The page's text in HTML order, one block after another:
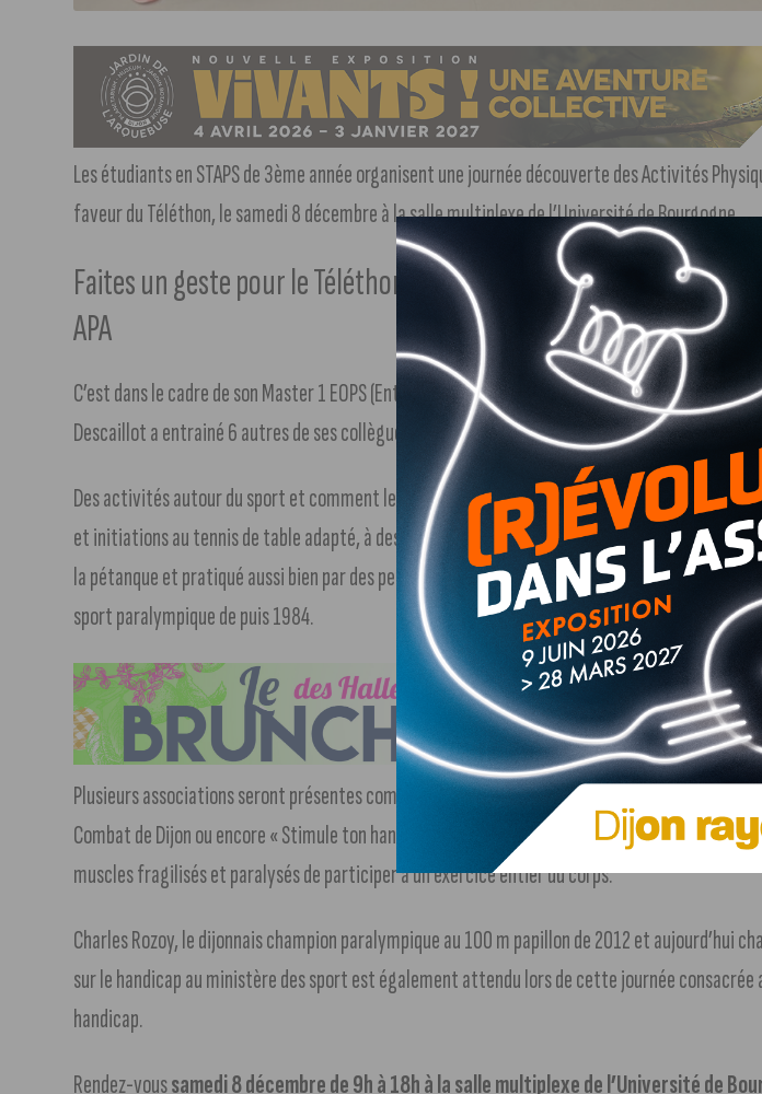
Les étudiants en STAPS de 3ème année organisent une journée découverte des Activités
faveur du Téléthon, le samedi 8 décembre à la salle multiplexe de l’Université de Bourgogne.
Faites un geste pour le Téléthon en participant à la journée de
APA
C’est dans le cadre de son Master 1 EOPS (Entrainement Et Optimisation de la Performance
Descaillot a entrainé 6 autres de ses collègues étudiants dans ce projet caritatif.
Des activités autour du sport et comment le pratiquer avec un handicap seront proposées
et initiations au tennis de table adapté, à des parcours de motricité ou encore de boccia, sport
la pétanque et pratiqué aussi bien par des personnes valides que des personnes en situation
sport paralympique de puis 1984.
Plusieurs associations seront présentes comme l’AHCUB (Asso Handisport et Culture de l’UB),
Combat de Dijon ou encore « Stimule ton handicap » qui utilise l’electrostimulation sur rameur
muscles fragilisés et paralysés de participer à un exercice entier du corps.
Charles Rozoy, le dijonnais champion paralympique au 100 m papillon de 2012 et aujourd’hui
sur le handicap au ministère des sport est également attendu lors de cette journée consacrée
handicap.
Rendez-voussamedi 8 décembre de 9h à 18h à la salle multiplexe de l’Université de